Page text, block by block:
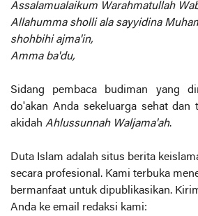
Assalamualaikum Warahmatullah
Allahumma sholli ala sayyidina
shohbihi ajma'in,
Amma ba'du,
Sidang pembaca budiman yang
do'akan Anda sekeluarga sehat dan
akidah Ahlussunnah Waljama'ah.
Duta Islam adalah situs berita
secara profesional. Kami terbuka
bermanfaat untuk dipublikasikan.
Anda ke email redaksi kami: